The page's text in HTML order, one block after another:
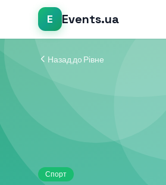
E Events.ua
Назад до Рівне
Спорт